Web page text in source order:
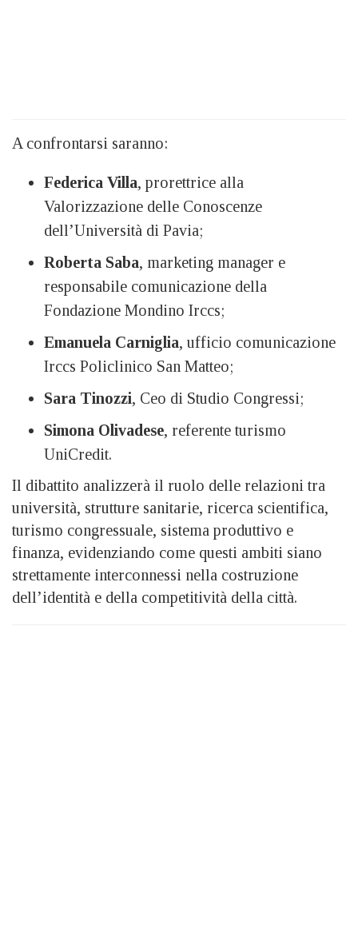
A confrontarsi saranno:
Federica Villa, prorettrice alla
Valorizzazione delle Conoscenze
dell’Università di Pavia;
Roberta Saba, marketing manager e
responsabile comunicazione della
Fondazione Mondino Irccs;
Emanuela Carniglia, ufficio comunicazione
Irccs Policlinico San Matteo;
Sara Tinozzi, Ceo di Studio Congressi;
Simona Olivadese, referente turismo
UniCredit.
Il dibattito analizzerà il ruolo delle relazioni tra
università, strutture sanitarie, ricerca scientifica,
turismo congressuale, sistema produttivo e
finanza, evidenziando come questi ambiti siano
strettamente interconnessi nella costruzione
dell’identità e della competitività della città.